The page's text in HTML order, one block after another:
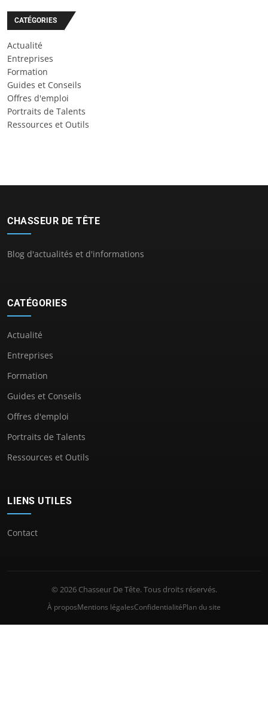
CATÉGORIES
Actualité
Entreprises
Formation
Guides et Conseils
Offres d'emploi
Portraits de Talents
Ressources et Outils
CHASSEUR DE TÊTE
Blog d'actualités et d'informations
CATÉGORIES
Actualité
Entreprises
Formation
Guides et Conseils
Offres d'emploi
Portraits de Talents
Ressources et Outils
LIENS UTILES
Contact
© 2026 Chasseur De Tête. Tous droits réservés.
À proposMentions légalesConfidentialitéPlan du site